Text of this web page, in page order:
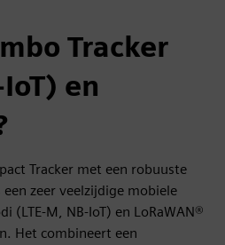
Tracker
en
Tracker met een robuuste
zeer veelzijdige mobiele
(LTE-M, NB-IoT) en LoRaWAN®
Het combineert een